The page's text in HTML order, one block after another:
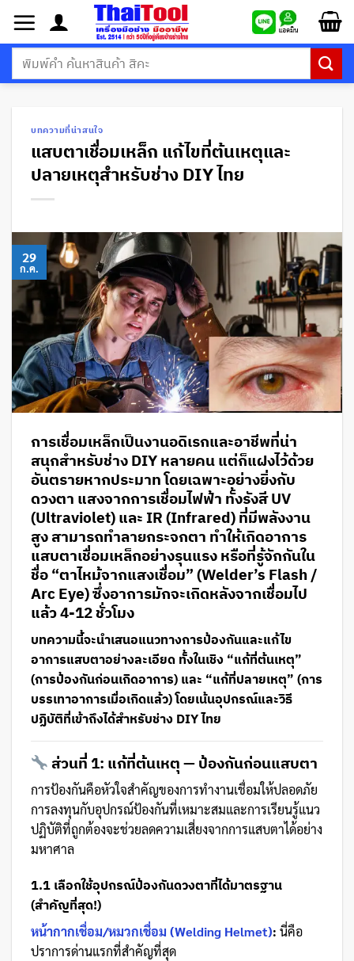
ยัง
เนื้อหา
ค้นหา:
บทความที่น่าสนใจ
แสบตาเชื่อมเหล็ก แก้ไขที่ต้นเหตุและ
ปลายเหตุสำหรับช่าง DIY ไทย
29
ก.ค.
การเชื่อมเหล็กเป็นงานอดิเรกและอาชีพที่น่า
สนุกสำหรับช่าง DIY หลายคน แต่ก็แฝงไว้ด้วย
อันตรายหากประมาท โดยเฉพาะอย่างยิ่งกับ
ดวงตา แสงจากการเชื่อมไฟฟ้า ทั้งรังสีUV
(Ultraviolet) และ IR (Infrared) ที่มีพลังงาน
สูง สามารถทำลายกระจกตา ทำให้เกิดอาการ
แสบตาเชื่อมเหล็กอย่างรุนแรง หรือที่รู้จักกันใน
ชื่อ “ตาไหม้จากแสงเชื่อม” (Welder’s Flash /
Arc Eye)ซึ่งอาการมักจะเกิดหลังจากเชื่อมไป
แล้ว 4-12 ชั่วโมง
บทความนี้จะนำเสนอแนวทางการป้องกันและแก้ไข
อาการแสบตาอย่างละเอียด ทั้งในเชิง “แก้ที่ต้นเหตุ”
(การป้องกันก่อนเกิดอาการ) และ “แก้ที่ปลายเหตุ” (การ
บรรเทาอาการเมื่อเกิดแล้ว)โดยเน้นอุปกรณ์และวิธี
ปฏิบัติที่เข้าถึงได้สำหรับช่าง DIY ไทย
ส่วนที่ 1: แก้ที่ต้นเหตุ — ป้องกันก่อนแสบตา
การป้องกันคือหัวใจสำคัญของการทำงานเชื่อมให้ปลอดภัย
การลงทุนกับอุปกรณ์ป้องกันที่เหมาะสมและการเรียนรู้แนว
ปฏิบัติที่ถูกต้องจะช่วยลดความเสี่ยงจากการแสบตาได้อย่าง
มหาศาล
1.1 เลือกใช้อุปกรณ์ป้องกันดวงตาที่ได้มาตรฐาน
(สำคัญที่สุด!)
หน้ากากเชื่อม/หมวกเชื่อม (Welding Helmet): นี่คือ
ปราการด่านแรกที่สำคัญที่สุด